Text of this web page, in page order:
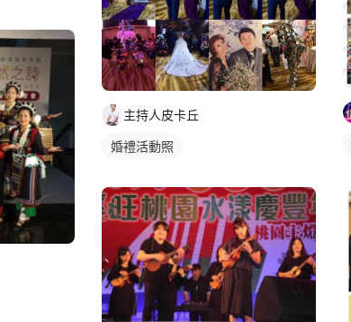
主持人皮卡丘
婚禮活動照